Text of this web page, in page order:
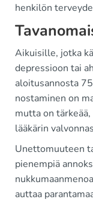
henkilön
Aikuisille, jotka
depressioon tai
aloitusannosta
nostaminen on
mutta on
lääkärin
Unettomuuteen
pienempiä
auttaa